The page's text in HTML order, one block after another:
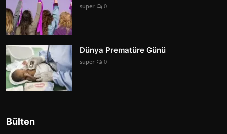
super 0
Dünya Prematüre Günü
super 0
Bülten